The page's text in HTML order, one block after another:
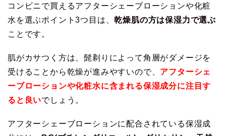
コンビニで買えるアフターシェーブローションや化粧
水を選ぶポイント3つ目は、乾燥肌の方は保湿力で選ぶ
ことです。
肌がカサつく方は、髭剃りによって角層がダメージを
受けることから乾燥が進みやすいので、 アフターシェ
ーブローションや化粧水に含まれる保湿成分に注目す
ると良いでしょう。
アフターシェーブローションに配合されている保湿成